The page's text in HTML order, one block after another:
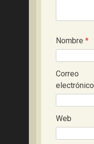
Nombre *
Correo
electrónico
Web